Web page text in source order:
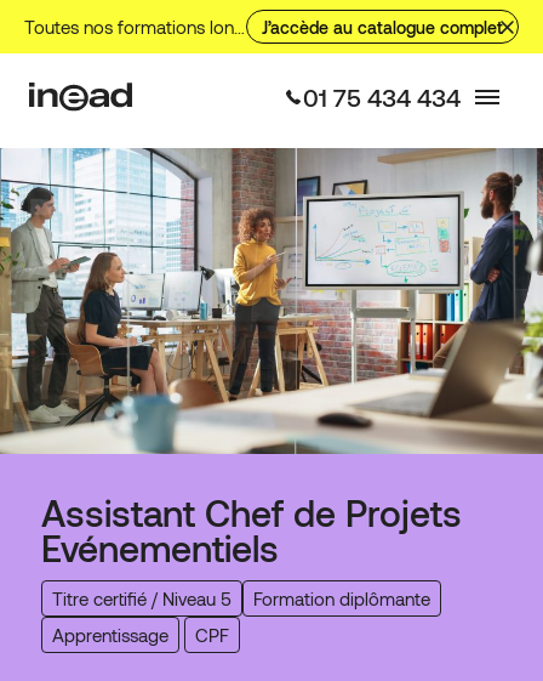
J’accède au catalogue complet
01 75 434 434
Assistant Chef de Projets
Evénementiels
Titre certifié / Niveau 5
Formation diplômante
Apprentissage
CPF